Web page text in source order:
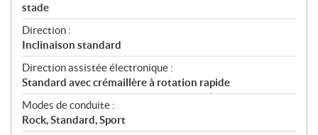
stade
Direction :
Inclinaison standard
Direction assistée électronique :
Standard avec crémaillère à rotation rapide
Modes de conduite :
Rock, Standard, Sport